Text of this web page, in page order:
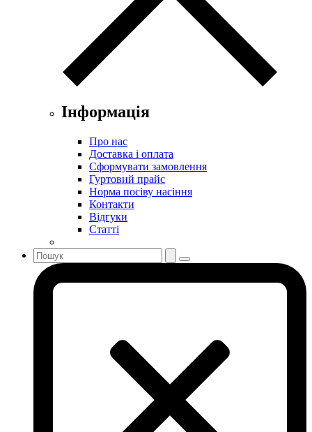
Інформація
Про нас
Доставка і оплата
Сформувати замовлення
Гуртовий прайс
Норма посіву насіння
Контакти
Відгуки
Статті